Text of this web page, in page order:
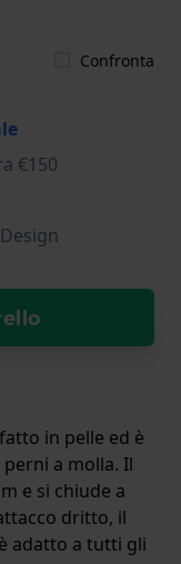
Confronta
€150
in pelle ed è
a molla. Il
e si chiude a
dritto, il
adatto a tutti gli